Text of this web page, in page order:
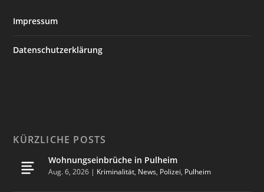
Impressum
Datenschutzerklärung
KÜRZLICHE POSTS
Wohnungseinbrüche in Pulheim
Aug. 6, 2026 | Kriminalität, News, Polizei, Pulheim